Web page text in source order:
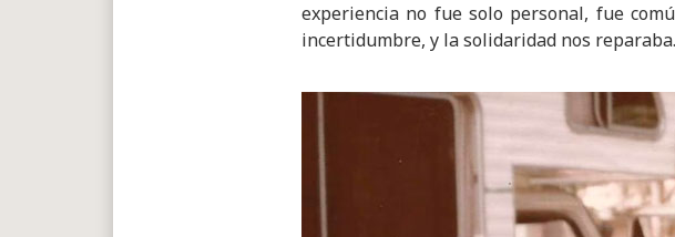
experiencia no fue solo personal, fue
incertidumbre, y la solidaridad nos reparaba.